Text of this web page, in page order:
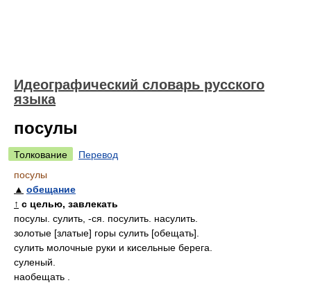
Идеографический словарь русского
языка
посулы
Толкование
Перевод
посулы
▲ обещание
↑ с целью, завлекать
посулы. сулить, -ся. посулить. насулить.
золотые [златые] горы сулить [обещать].
сулить молочные руки и кисельные берега.
суленый.
наобещать .